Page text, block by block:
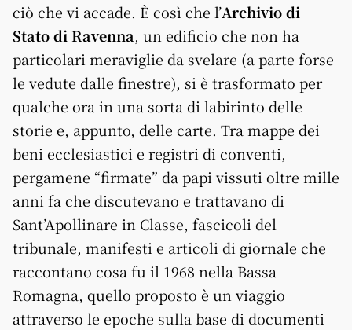
ciò che vi accade. È così che l’Archivio di
Stato di Ravenna, un edificio che non ha
particolari meraviglie da svelare (a parte forse
le vedute dalle finestre), si è trasformato per
qualche ora in una sorta di labirinto delle
storie e, appunto, delle carte. Tra mappe dei
beni ecclesiastici e registri di conventi,
pergamene “firmate” da papi vissuti oltre mille
anni fa che discutevano e trattavano di
Sant’Apollinare in Classe, fascicoli del
tribunale, manifesti e articoli di giornale che
raccontano cosa fu il 1968 nella Bassa
Romagna, quello proposto è un viaggio
attraverso le epoche sulla base di documenti